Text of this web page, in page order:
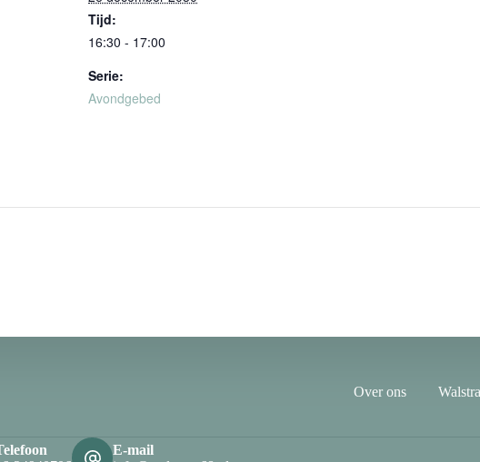
Tijd:
16:30 - 17:00
Serie:
Avondgebed
Over ons
E-mail